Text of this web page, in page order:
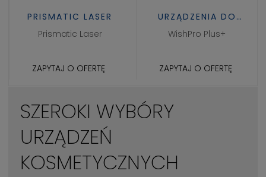
PRISMATIC LASER
Prismatic Laser
ZAPYTAJ O OFERTĘ
URZĄDZENIA DO
TWARZY
WishPro Plus+
ZAPYTAJ O OFERTĘ
SZEROKI WYBÓRY
URZĄDZEŃ
KOSMETYCZNYCH